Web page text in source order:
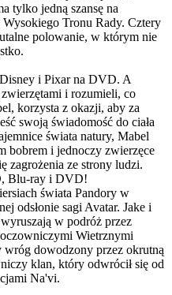
tylko jedną szansę na
Tronu Rady. Cztery
polowanie, w którym nie
i Pixar na DVD. A
i rozumieli, co
korzysta z okazji, aby za
swoją świadomość do ciała
świata natury, Mabel
bobrem i jednoczy zwierzęce
zagrożenia ze strony ludzi.
Blu-ray i DVD!
świata Pandory w
odsłonie sagi Avatar. Jake i
w podróż przez
Wietrznymi
dowodzony przez okrutną
klan, który odwrócił się od
Na'vi.